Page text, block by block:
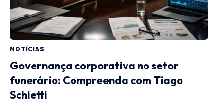
NOTÍCIAS
Governança corporativa no setor
funerário: Compreenda com Tiago
Schietti